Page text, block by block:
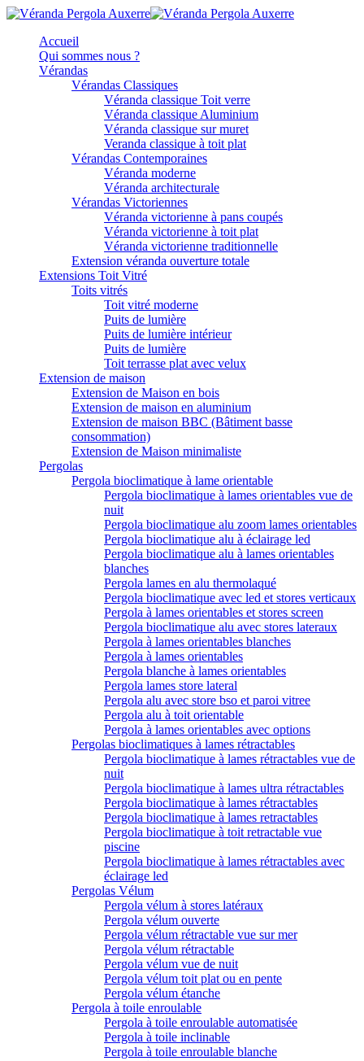
Accueil
Qui sommes nous ?
Vérandas
Vérandas Classiques
Véranda classique Toit verre
Véranda classique Aluminium
Véranda classique sur muret
Veranda classique à toit plat
Vérandas Contemporaines
Véranda moderne
Véranda architecturale
Vérandas Victoriennes
Véranda victorienne à pans coupés
Véranda victorienne à toit plat
Véranda victorienne traditionnelle
Extension véranda ouverture totale
Extensions Toit Vitré
Toits vitrés
Toit vitré moderne
Puits de lumière
Puits de lumière intérieur
Puits de lumière
Toit terrasse plat avec velux
Extension de maison
Extension de Maison en bois
Extension de maison en aluminium
Extension de maison BBC (Bâtiment basse
consommation)
Extension de Maison minimaliste
Pergolas
Pergola bioclimatique à lame orientable
Pergola bioclimatique à lames orientables vue de
nuit
Pergola bioclimatique alu zoom lames orientables
Pergola bioclimatique alu à éclairage led
Pergola bioclimatique alu à lames orientables
blanches
Pergola lames en alu thermolaqué
Pergola bioclimatique avec led et stores verticaux
Pergola à lames orientables et stores screen
Pergola bioclimatique alu avec stores lateraux
Pergola à lames orientables blanches
Pergola à lames orientables
Pergola blanche à lames orientables
Pergola lames store lateral
Pergola alu avec store bso et paroi vitree
Pergola alu à toit orientable
Pergola à lames orientables avec options
Pergolas bioclimatiques à lames rétractables
Pergola bioclimatique à lames rétractables vue de
nuit
Pergola bioclimatique à lames ultra rétractables
Pergola bioclimatique à lames rétractables
Pergola bioclimatique à lames retractables
Pergola bioclimatique à toit retractable vue
piscine
Pergola bioclimatique à lames rétractables avec
éclairage led
Pergolas Vélum
Pergola vélum à stores latéraux
Pergola vélum ouverte
Pergola vélum rétractable vue sur mer
Pergola vélum rétractable
Pergola vélum vue de nuit
Pergola vélum toit plat ou en pente
Pergola vélum étanche
Pergola à toile enroulable
Pergola à toile enroulable automatisée
Pergola à toile inclinable
Pergola à toile enroulable blanche